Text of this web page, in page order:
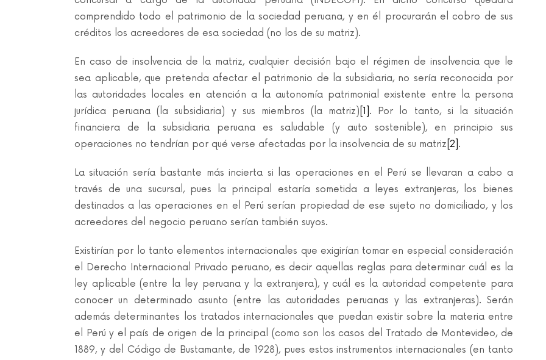
comprendido todo el patrimonio de la sociedad peruana, y en él procurarán el cobro de sus
créditos los acreedores de esa sociedad (no los de su matriz).
En caso de insolvencia de la matriz, cualquier decisión bajo el régimen de insolvencia que le
sea aplicable, que pretenda afectar el patrimonio de la subsidiaria, no sería reconocida por
las autoridades locales en atención a la autonomía patrimonial existente entre la persona
jurídica peruana (la subsidiaria) y sus miembros (la matriz) [1] . Por lo tanto, si la situación
financiera de la subsidiaria peruana es saludable (y auto sostenible), en principio sus
operaciones no tendrían por qué verse afectadas por la insolvencia de su matriz [2] .
La situación sería bastante más incierta si las operaciones en el Perú se llevaran a cabo a
través de una sucursal, pues la principal estaría sometida a leyes extranjeras, los bienes
destinados a las operaciones en el Perú serían propiedad de ese sujeto no domiciliado, y los
acreedores del negocio peruano serían también suyos.
Existirían por lo tanto elementos internacionales que exigirían tomar en especial consideración
el Derecho Internacional Privado peruano, es decir aquellas reglas para determinar cuál es la
ley aplicable (entre la ley peruana y la extranjera), y cuál es la autoridad competente para
conocer un determinado asunto (entre las autoridades peruanas y las extranjeras). Serán
además determinantes los tratados internacionales que puedan existir sobre la materia entre
el Perú y el país de origen de la principal (como son los casos del Tratado de Montevideo, de
1889, y del Código de Bustamante, de 1928), pues estos instrumentos internacionales (en tanto